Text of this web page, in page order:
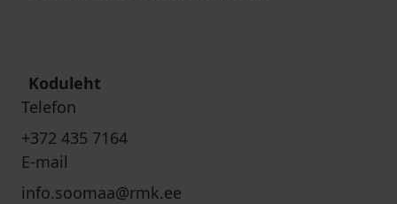
Koduleht
Telefon
+372 435 7164
E-mail
info.soomaa@rmk.ee